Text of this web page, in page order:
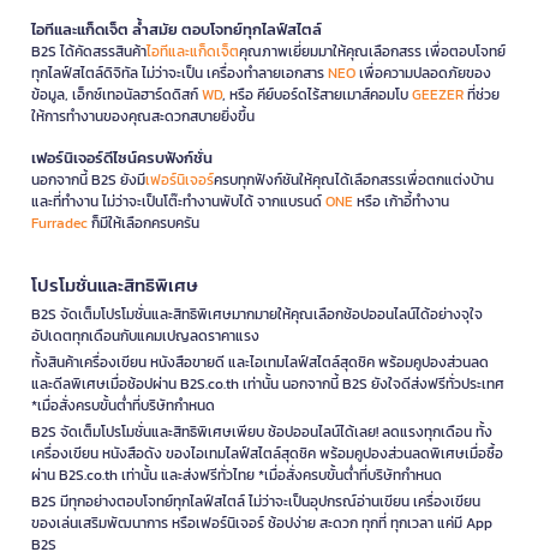
ไอทีและแก็ดเจ็ต ล้ำสมัย ตอบโจทย์ทุกไลฟ์สไตล์
B2S ได้คัดสรรสินค้าไอทีและแก็ดเจ็ตคุณภาพเยี่ยมมาให้คุณเลือกสรร เพื่อตอบโจทย์
ทุกไลฟ์สไตล์ดิจิทัล ไม่ว่าจะเป็น เครื่องทำลายเอกสารNEOเพื่อความปลอดภัยของ
ข้อมูล, เอ็กซ์เทอนัลฮาร์ดดิสก์WD, หรือ คีย์บอร์ดไร้สายเมาส์คอมโบGEEZERที่ช่วย
ให้การทำงานของคุณสะดวกสบายยิ่งขึ้น
เฟอร์นิเจอร์ดีไซน์ครบฟังก์ชั่น
นอกจากนี้ B2S ยังมีเฟอร์นิเจอร์ครบทุกฟังก์ชันให้คุณได้เลือกสรรเพื่อตกแต่งบ้าน
และที่ทำงาน ไม่ว่าจะเป็นโต๊ะทำงานพับได้ จากแบรนด์ONEหรือ เก้าอี้ทำงาน
Furradecก็มีให้เลือกครบครัน
โปรโมชั่นและสิทธิพิเศษ
B2S จัดเต็มโปรโมชั่นและสิทธิพิเศษมากมายให้คุณเลือกช้อปออนไลน์ได้อย่างจุใจ
อัปเดตทุกเดือนกับแคมเปญลดราคาแรง
ทั้งสินค้าเครื่องเขียน หนังสือขายดี และไอเทมไลฟ์สไตล์สุดชิค พร้อมคูปองส่วนลด
และดีลพิเศษเมื่อช้อปผ่าน B2S.co.th เท่านั้น นอกจากนี้ B2S ยังใจดีส่งฟรีทั่วประเทศ
*เมื่อสั่งครบขั้นต่ำที่บริษัทกำหนด
B2S จัดเต็มโปรโมชั่นและสิทธิพิเศษเพียบ ช้อปออนไลน์ได้เลย! ลดแรงทุกเดือน ทั้ง
เครื่องเขียน หนังสือดัง ของไอเทมไลฟ์สไตล์สุดชิค พร้อมคูปองส่วนลดพิเศษเมื่อซื้อ
ผ่าน B2S.co.th เท่านั้น และส่งฟรีทั่วไทย *เมื่อสั่งครบขั้นต่ำที่บริษัทกำหนด
B2S มีทุกอย่างตอบโจทย์ทุกไลฟ์สไตล์ ไม่ว่าจะเป็นอุปกรณ์อ่านเขียน เครื่องเขียน
ของเล่นเสริมพัฒนาการ หรือเฟอร์นิเจอร์ ช้อปง่าย สะดวก ทุกที่ ทุกเวลา แค่มี App
B2S